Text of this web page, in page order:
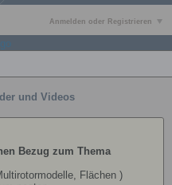
Anmelden oder Registrieren
und Videos
Bezug zum Thema
Flächen )